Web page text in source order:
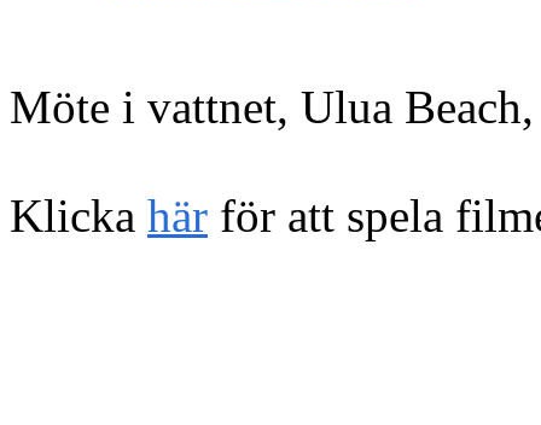
Möte i vattnet, Ulua
Klicka här för att spela